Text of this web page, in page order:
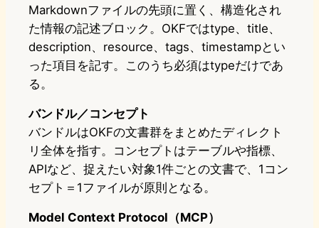
Markdownファイルの先頭に置く、構造化され
た情報の記述ブロック。OKFではtype、title、
description、resource、tags、timestampとい
った項目を記す。このうち必須はtypeだけであ
る。
バンドル／コンセプト
バンドルはOKFの文書群をまとめたディレクト
リ全体を指す。コンセプトはテーブルや指標、
APIなど、捉えたい対象1件ごとの文書で、1コン
セプト＝1ファイルが原則となる。
Model Context Protocol（MCP）